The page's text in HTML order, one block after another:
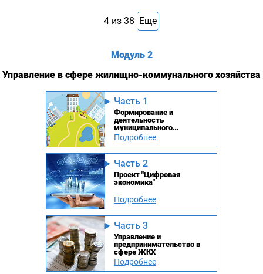
4 из 38 Еще
Модуль 2
Управление в сфере жилищно-коммунального хозяйства
Часть 1
Формирование и
деятельность
муниципального
хозяйства
Подробнее
Часть 2
Проект "Цифровая
экономика"
Подробнее
Часть 3
Управление и
предпринимательство в
сфере ЖКХ
Подробнее